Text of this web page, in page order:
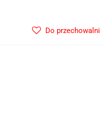
Do przechowalni